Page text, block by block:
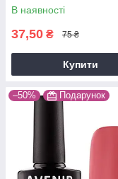
В наявності
37,50 ₴ 75 ₴
Купити
–50% Подарунок